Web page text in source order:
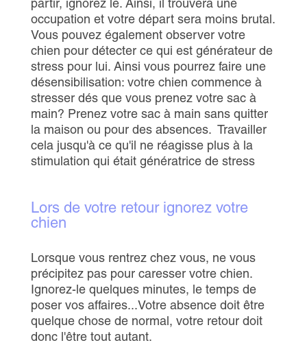
partir, ignorez le. Ainsi, il trouvera une
occupation et votre départ sera moins brutal.
Vous pouvez également observer votre
chien pour détecter ce qui est générateur de
stress pour lui. Ainsi vous pourrez faire une
désensibilisation: votre chien commence à
stresser dés que vous prenez votre sac à
main? Prenez votre sac à main sans quitter
la maison ou pour des absences. Travailler
cela jusqu'à ce qu'il ne réagisse plus à la
stimulation qui était génératrice de stress
Lors de votre retour ignorez votre
chien
Lorsque vous rentrez chez vous, ne vous
précipitez pas pour caresser votre chien.
Ignorez-le quelques minutes, le temps de
poser vos affaires...Votre absence doit être
quelque chose de normal, votre retour doit
donc l'être tout autant.